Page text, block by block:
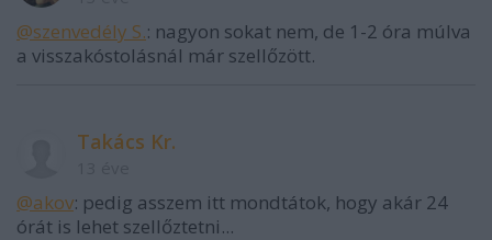
@szenvedély S.: nagyon sokat nem, de 1-2 óra múlva
a visszakóstolásnál már szellőzött.
Takács Kr.
@akov: pedig asszem itt mondtátok, hogy akár 24
órát is lehet szellőztetni...